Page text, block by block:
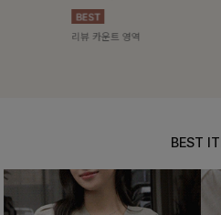
리뷰 카운트 영역
BEST